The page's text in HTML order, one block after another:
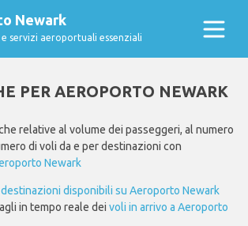
Newark
servizi aeroportuali essenziali
PER AEROPORTO NEWARK
relative al volume dei passeggeri, al numero
di voli da e per destinazioni con
Newark
disponibili su Aeroporto Newark
in tempo reale dei voli in arrivo a Aeroporto